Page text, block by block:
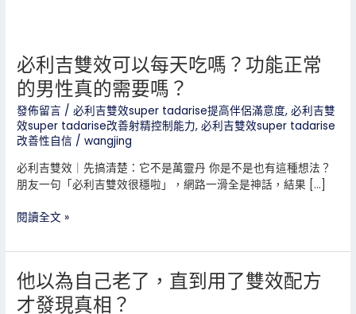
必利吉雙效可以每天吃嗎？功能正常
的男性真的需要嗎？
發佈留言 /必利吉雙效super tadarise提高伴侶滿意度,必利吉雙
效super tadarise改善射精控制能力,必利吉雙效super tadarise
改善性自信 /wangjing
必利吉雙效｜先搞清楚：它不是萬靈丹 你是不是也有這種想法？
朋友一句「必利吉雙效很穩啦」，網路一滑全是神話，結果 […]
必
利
吉
雙
效
可
以
每
天
吃
嗎？
正
常
的
閱讀全文 »
他以為自己老了，直到用了雙效配方
才發現真相？
他
以
為